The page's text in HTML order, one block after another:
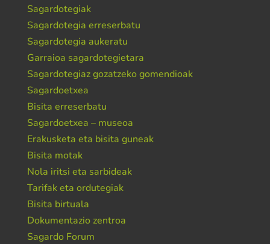
Sagardotegiak
Sagardotegia erreserbatu
Sagardotegia aukeratu
Garraioa sagardotegietara
Sagardotegiaz gozatzeko gomendioak
Sagardoetxea
Bisita erreserbatu
Sagardoetxea – museoa
Erakusketa eta bisita guneak
Bisita motak
Nola iritsi eta sarbideak
Tarifak eta ordutegiak
Bisita birtuala
Dokumentazio zentroa
Sagardo Forum